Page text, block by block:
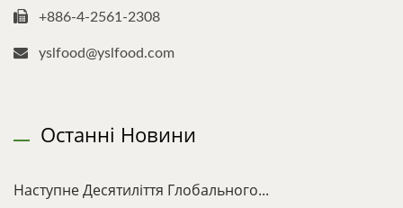
+886-4-2561-2308
yslfood@yslfood.com
Останні Новини
Наступне Десятиліття Глобального...